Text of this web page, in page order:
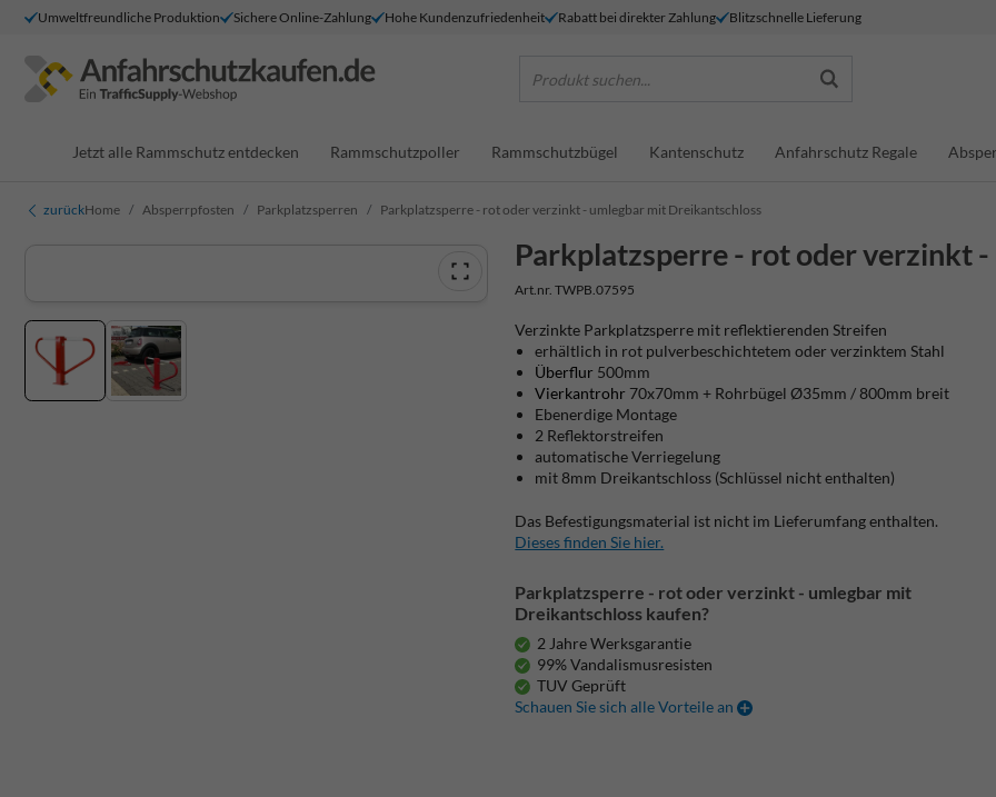
Umweltfreundliche Produktion Sichere Online-Zahlung Hohe Kundenzufriedenheit Rabatt bei direkter Zahlung Blitzschnelle Lieferung
Produkt suchen...
Jetzt alle Rammschutz entdecken Rammschutzpoller Rammschutzbügel Kantenschutz Anfahrschutz Regale
zurückHome Absperrpfosten Parkplatzsperren Parkplatzsperre - rot oder verzinkt - umlegbar mit Dreikantschloss
Parkplatzsperre - rot oder verzinkt
Art.nr. TWPB.07595
Verzinkte Parkplatzsperre mit reflektierenden Streifen
erhältlich in rot pulverbeschichtetem oder verzinktem Stahl
Überflur 500mm
Vierkantrohr 70x70mm + Rohrbügel Ø35mm / 800mm breit
Ebenerdige Montage
2 Reflektorstreifen
automatische Verriegelung
mit 8mm Dreikantschloss (Schlüssel nicht enthalten)
Das Befestigungsmaterial ist nicht im Lieferumfang enthalten.
Dieses finden Sie hier.
Parkplatzsperre - rot oder verzinkt - umlegbar mit
Dreikantschloss kaufen?
2 Jahre Werksgarantie
99% Vandalismusresisten
TUV Geprüft
Schauen Sie sich alle Vorteile an